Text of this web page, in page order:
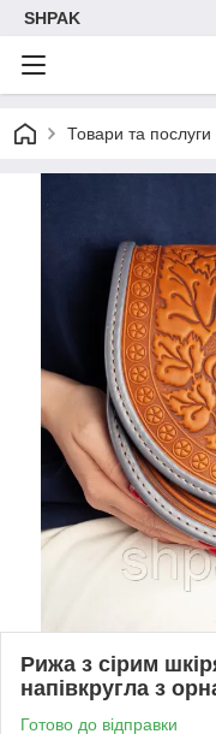
SHPAK
Товари та послуги
Рижа з сірим
напівкругла з
Готово до відправки